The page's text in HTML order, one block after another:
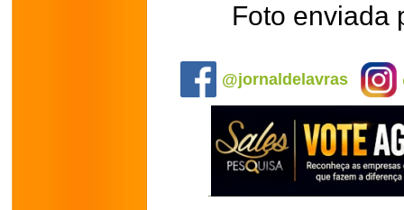
Foto enviada
@jornaldelavras